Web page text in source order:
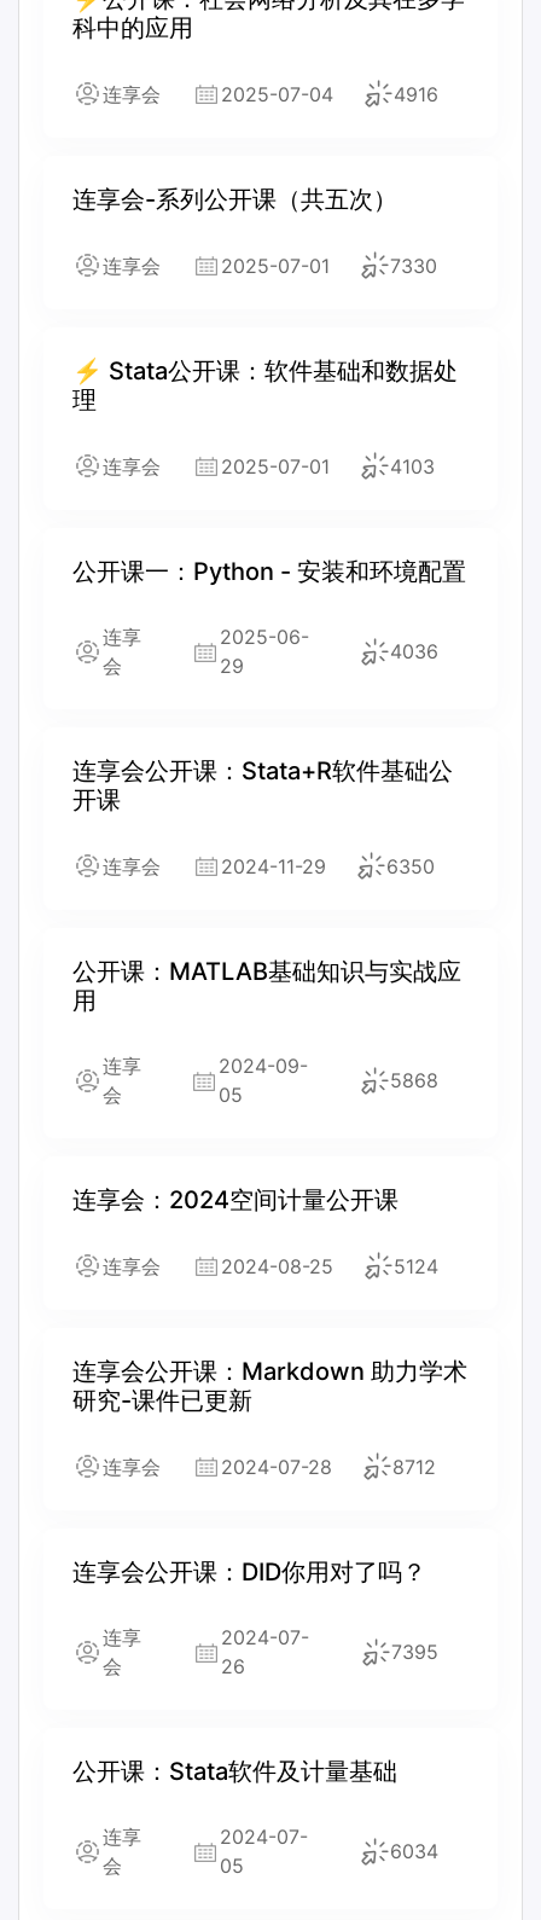
科中的应用
连享会 2025-07-04 4916
连享会-系列公开课（共五次）
连享会 2025-07-01 7330
⚡ Stata公开课：软件基础和数据处
理
连享会 2025-07-01 4103
公开课一：Python - 安装和环境配置
连享
会
2025-06-
29
4036
连享会公开课：Stata+R软件基础公
开课
连享会 2024-11-29 6350
公开课：MATLAB基础知识与实战应
用
连享
会
2024-09-
05
5868
连享会：2024空间计量公开课
连享会 2024-08-25 5124
连享会公开课：Markdown 助力学术
研究-课件已更新
连享会 2024-07-28 8712
连享会公开课：DID你用对了吗？
连享
会
2024-07-
26
7395
公开课：Stata软件及计量基础
连享
会
2024-07-
05
6034